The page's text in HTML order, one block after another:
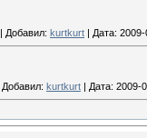
| Добавил: kurtkurt | Дата:
Добавил: kurtkurt | Дата: 2009-